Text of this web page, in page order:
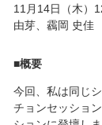
11月14日（木
由芽、靏岡 史佳
■概要
今回、私は同じ
チョンセッショ